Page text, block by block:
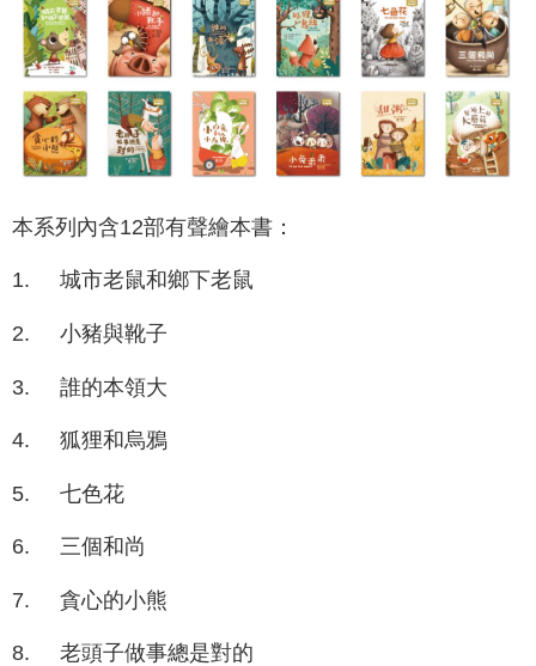
本系列內含12部有聲繪本書：
1. 城市老鼠和鄉下老鼠
2. 小豬與靴子
3. 誰的本領大
4. 狐狸和烏鴉
5. 七色花
6. 三個和尚
7. 貪心的小熊
8. 老頭子做事總是對的